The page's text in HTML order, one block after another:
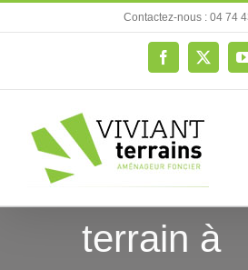
au
Contactez-nous : 04 74
Facebook
X
terrain à